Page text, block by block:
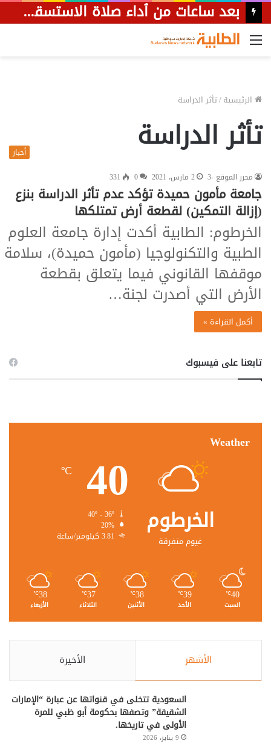
بعد ساعات من ٱداء صلاة الاستسقاء.. أمطار غزيرة تضرب مدينة الشواك وأجواء واسعة من ولاية القضارف.
القائمة
الرئيسية/تأثر الدراسة
تأثر الدراسة
أخبار
محرر الموقع -3
2 مارس، 2021 0
331
جامعة مأمون حميدة تؤكد عدم تأثر الدراسة بنزع
(إزالة التمكين) لقطعة أرض تمتلكها
الخرطوم: الطابية أكدت إدارة جامعة العلوم
الطبية والتكنولوجيا (مأمون حميدة)، سلامة
موقفها القانوني فيما يتعلق بقطعة
الأرض التي أصدرت لجنة…
أكمل القراءة »
تابعنا على فيسبوك
Weather
الخرطوم
غيوم متفرقة
40
℃
20%
3.81 كيلومتر/ساعة
40
℃
السبت
39
℃
الأحد
38
℃
الأثنين
37
℃
الثلاثاء
38
℃
الأربعاء
الأشهر الأخيرة
السعودية تتخلى في قنواتها عن عبارة “الإمارات
الشقيقة” وتصفها بحكومة أبو ظبي للمرة
الأولى في تاريخها.
9 يناير، 2026